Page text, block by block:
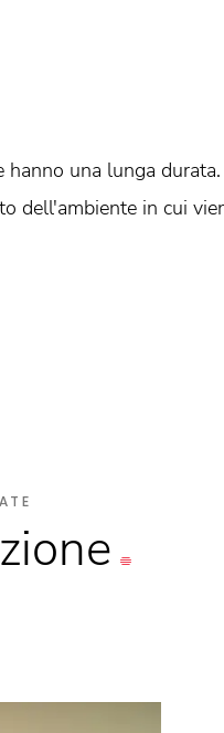
hanno una lunga
dell'ambiente in cui